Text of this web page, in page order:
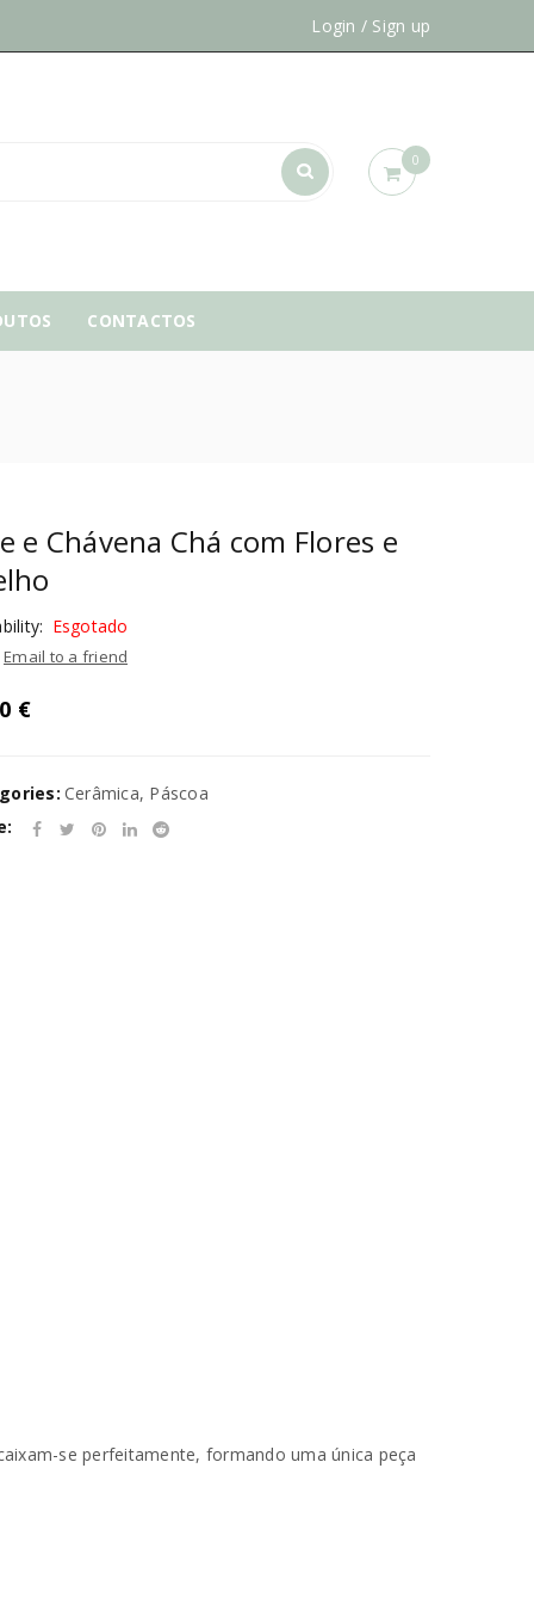
Login / Sign up
0
CONTACTOS
e Chávena Chá com Flores e
Esgotado
Email to a friend
€
Cerâmica, Páscoa
se perfeitamente, formando uma única peça